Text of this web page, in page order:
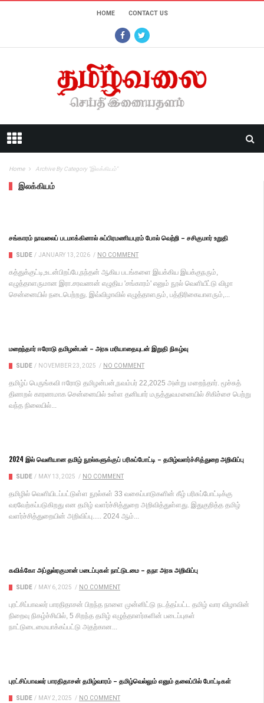
HOME CONTACT US
Home Archive By Category "இலக்கியம்"
இலக்கியம்
சங்காரம் நாவலைப் படமாக்கினால் சுப்பிரமணியபுரம் போல் வெற்றி – சசிகுமார் உறுதி
SLIDE / JANUARY 13, 2026 / NO COMMENT
கத்துக்குட்டி,உடன்பிறப்பே,நந்தன் ஆகிய படங்களை இயக்கிய இயக்குநரும்,
எழுத்தாளருமான இரா.சரவணன் எழுதிய 'சங்காரம்' எனும் நூல் வெளியீட்டு விழா
சென்னையில் நடைபெற்றது. இவ்விழாவில் எழுத்தாளரும், பத்திரிகையாளரும்,...
மறைந்தார் ஈரோடு தமிழன்பன் – அரசு மரியாதையுடன் இறுதி நிகழ்வு
SLIDE / NOVEMBER 23, 2025 / NO COMMENT
தமிழ்ப் பெருங்கவி ஈரோடு தமிழன்பன்,நவம்பர் 22,2025 அன்று மறைந்தார். மூச்சுத்
திணறல் காரணமாக சென்னையில் உள்ள தனியார் மருத்துவமனையில் சிகிச்சை பெற்று
வந்த நிலையில்...
2024 இல் வெளியான தமிழ் நூல்களுக்குப் பரிசுப்போட்டி – தமிழ்வளர்ச்சித்துறை அறிவிப்பு
SLIDE / MAY 13, 2025 / NO COMMENT
தமிழில் வெளியிடப்பட்டுள்ள நூல்கள் 33 வகைப்பாடுகளின் கீழ் பரிசுப்போட்டிக்கு
வரவேற்கப்படுகிறது என தமிழ் வளர்ச்சித்துறை அறிவித்துள்ளது. இதுகுறித்த தமிழ்
வளர்ச்சித்துறையின் அறிவிப்பு..... 2024 ஆம்...
கவிக்கோ அப்துல்ரகுமான் படைப்புகள் நாட்டுடமை – தநா அரசு அறிவிப்பு
SLIDE / MAY 6, 2025 / NO COMMENT
புரட்சிப்பாவலர் பாரதிதாசன் பிறந்த நாளை முன்னிட்டு நடத்தப்பட்ட தமிழ் வார விழாவின்
நிறைவு நிகழ்ச்சியில், 5 சிறந்த தமிழ் எழுத்தாளர்களின் படைப்புகள்
நாட்டுடைமையாக்கப்பட்டு அதற்கான...
புரட்சிப்பாவலர் பாரதிதாசன் தமிழ்வாரம் – தமிழ்வெல்லும் எனும் தலைப்பில் போட்டிகள்
SLIDE / MAY 2, 2025 / NO COMMENT